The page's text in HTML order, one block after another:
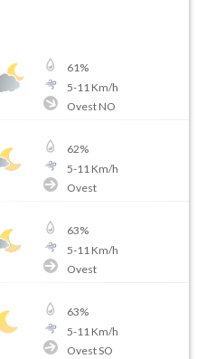
61%
5-11 Km/h
Ovest NO
62%
5-11 Km/h
Ovest
63%
5-11 Km/h
Ovest
63%
5-11 Km/h
Ovest SO